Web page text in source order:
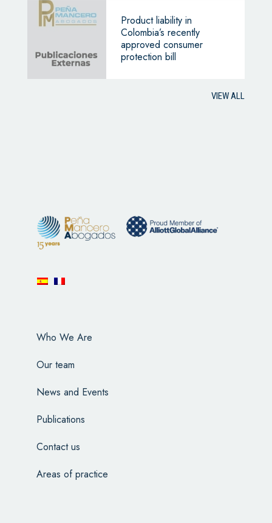
Product liability in
Colombia’s recently
approved consumer
protection bill
VIEW ALL
Who We Are
Our team
News and Events
Publications
Contact us
Areas of practice